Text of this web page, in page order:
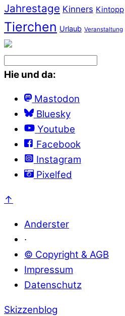
Jahrestage Kinners Kintopp
Tierchen Urlaub Veranstaltung
Hie und da:
Mastodon
Bluesky
Youtube
Facebook
Instagram
Pixelfed
↑
Anderster
·
© Copyright & AGB
Impressum
Datenschutz
Skizzenblog